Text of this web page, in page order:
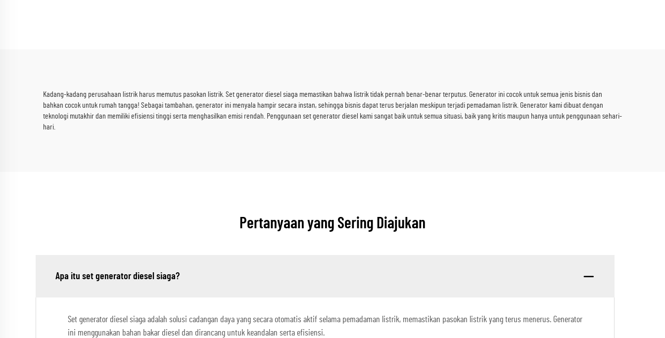
Kadang-kadang perusahaan listrik harus memutus pasokan listrik. Set generator diesel siaga memastikan bahwa listrik tidak pernah benar-benar terputus. Generator ini cocok untuk semua jenis bisnis dan
bahkan cocok untuk rumah tangga! Sebagai tambahan, generator ini menyala hampir secara instan, sehingga bisnis dapat terus berjalan meskipun terjadi pemadaman listrik. Generator kami dibuat dengan
teknologi mutakhir dan memiliki efisiensi tinggi serta menghasilkan emisi rendah. Penggunaan set generator diesel kami sangat baik untuk semua situasi, baik yang kritis maupun hanya untuk penggunaan sehari-
hari.
Pertanyaan yang Sering Diajukan
Apa itu set generator diesel siaga?
Set generator diesel siaga adalah solusi cadangan daya yang secara otomatis aktif selama pemadaman listrik, memastikan pasokan listrik yang terus menerus. Generator
ini menggunakan bahan bakar diesel dan dirancang untuk keandalan serta efisiensi.